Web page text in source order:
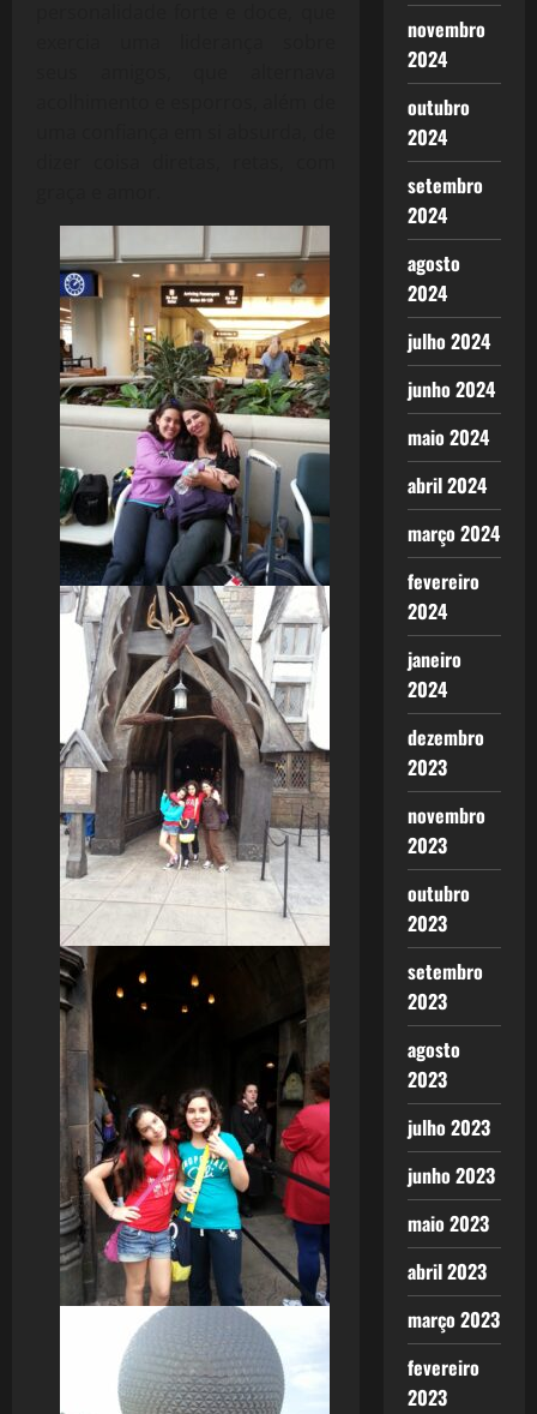
novembro
2024
outubro
2024
setembro
2024
agosto
2024
julho 2024
junho 2024
maio 2024
abril 2024
março 2024
fevereiro
2024
janeiro
2024
dezembro
2023
novembro
2023
outubro
2023
setembro
2023
agosto
2023
julho 2023
junho 2023
maio 2023
abril 2023
março 2023
fevereiro
2023